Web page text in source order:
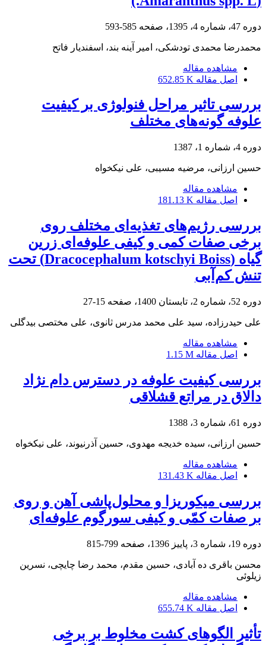
دوره 47، شماره 4، 1395، صفحه 585-593
محمدرضا محمدی تودشکی، امیر آینه بند، اسفندیار فاتح
مشاهده مقاله
اصل مقاله 652.85 K
بررسی تاثیر مراحل فنولوژی بر کیفیت
علوفه گونه‌های مختلف
دوره 4، شماره 1، 1387
حسین ارزانی، مرضیه مسیبی، علی نیکخواه
مشاهده مقاله
اصل مقاله 181.13 K
بررسی رژیم‌های تغذیه‌ای مختلف روی
برخی صفات کمی و کیفی علوفه‌ای زرین
گیاه (Dracocephalum kotschyi Boiss) تحت
تنش کم‌آبی
دوره 52، شماره 2، تابستان 1400، صفحه 15-27
علی حیدرزاده، سید علی محمد مدرس ثانوی، علی مختصی بیدگلی
مشاهده مقاله
اصل مقاله 1.15 M
بررسی کیفیت علوفه در دسترس دام نژاد
دالاق در مراتع قشلاقی
دوره 61، شماره 3، 1388
حسین ارزانی، سیده خدیجه مهدوی، حسین آذرنیوند، علی نیکخواه
مشاهده مقاله
اصل مقاله 131.43 K
بررسی میکوریزا و محلول‌پاشی آهن و روی
بر صفات کمّی و کیفی سورگوم علوفه‌ای
دوره 19، شماره 3، پاییز 1396، صفحه 799-815
محسن باقری ده آبادی، حسین مقدم، محمد رضا چایچی، نسرین
زیلوئی
مشاهده مقاله
اصل مقاله 655.74 K
تأثیر الگوهای کشت مخلوط بر برخی